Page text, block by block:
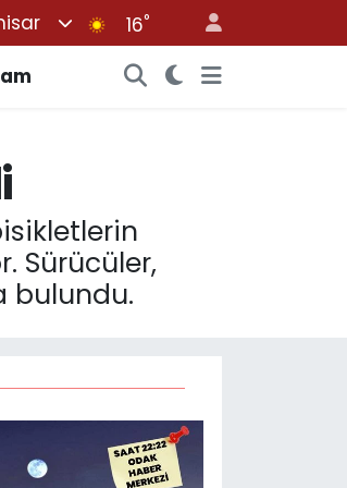
16°
Sürücüler,
bulundu.